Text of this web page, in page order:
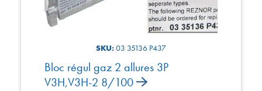
SKU:03 35136 P437
Bloc régul gaz 2 allures 3P
V3H,V3H-2 8/100